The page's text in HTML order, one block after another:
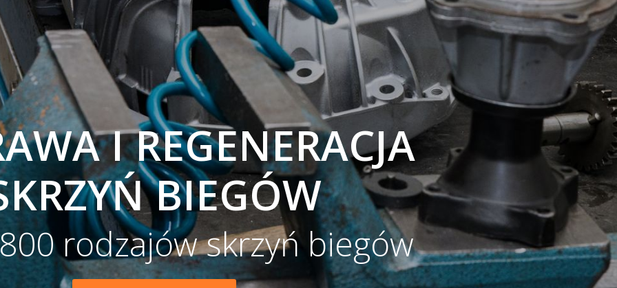
I REGENERACJA
BIEGÓW
rodzajów skrzyń biegów